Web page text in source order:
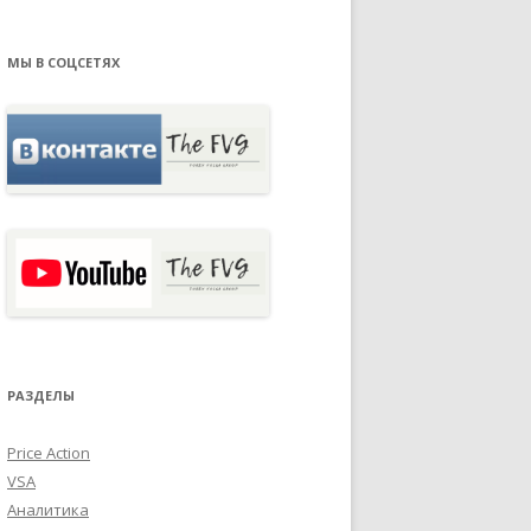
МЫ В СОЦСЕТЯХ
РАЗДЕЛЫ
Price Action
VSA
Аналитика